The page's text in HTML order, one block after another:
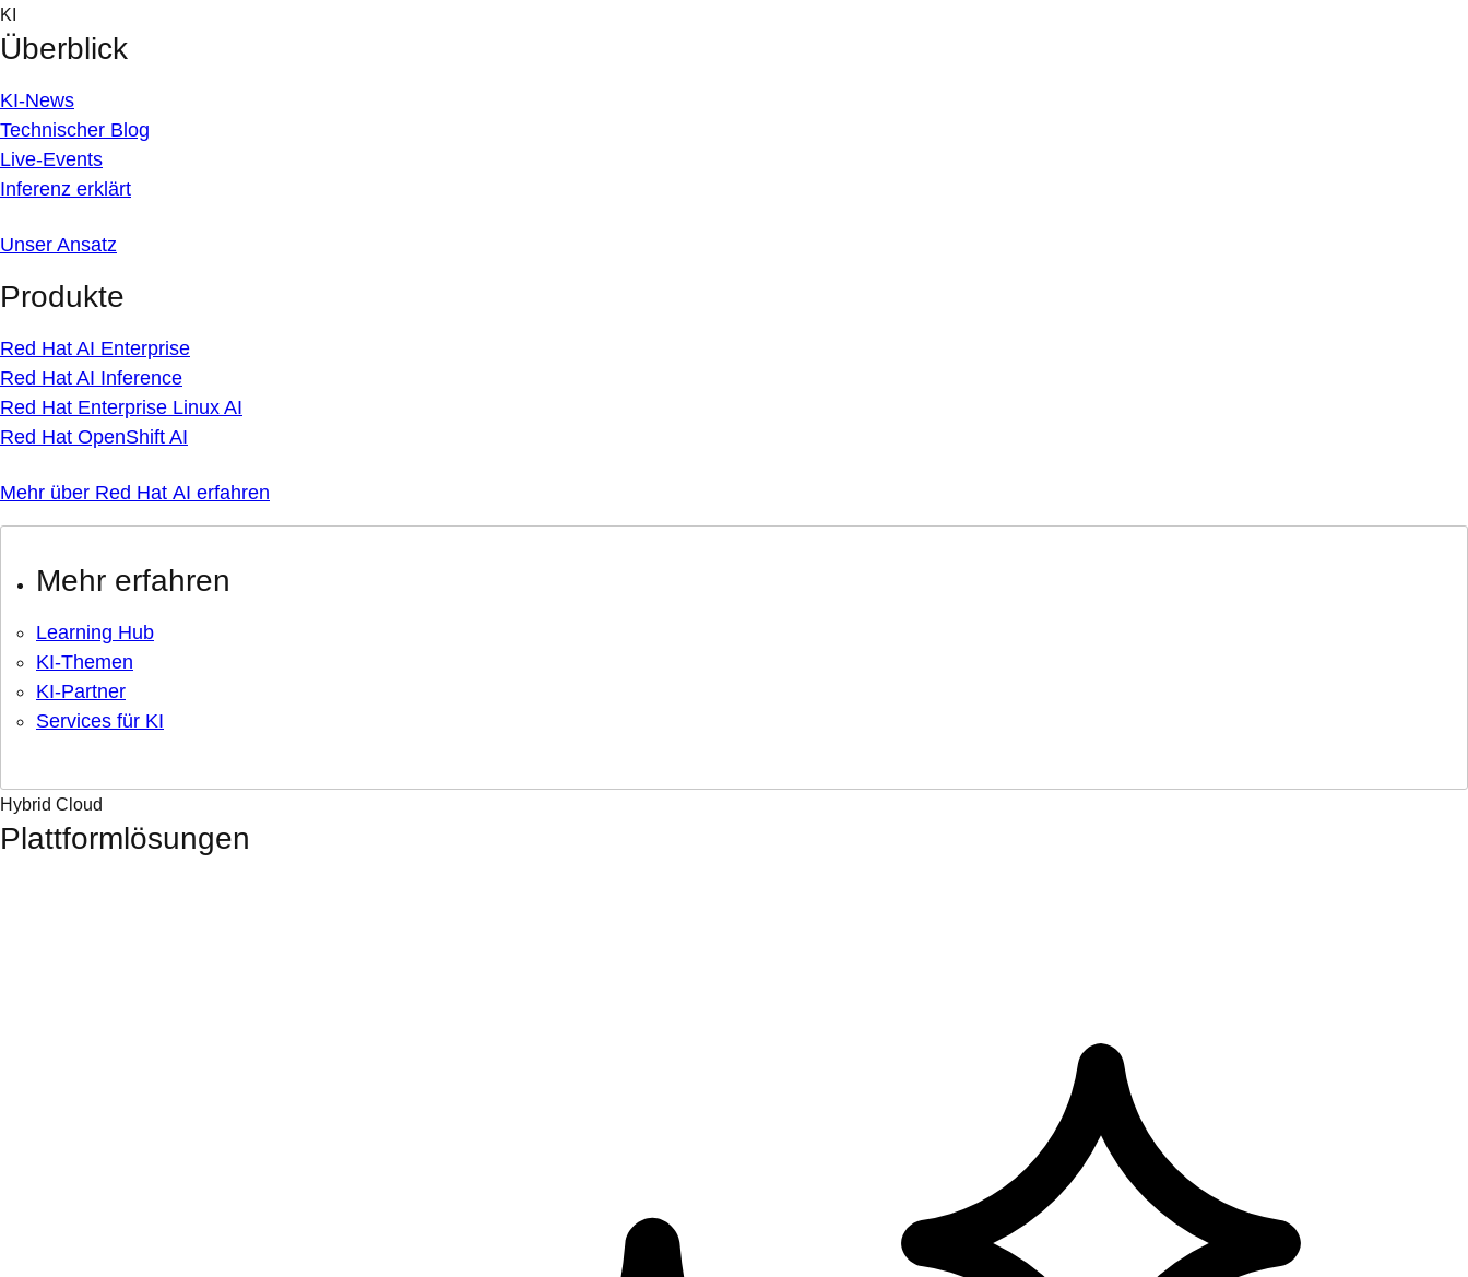
Skip
to
content
KI
Überblick
KI-News
Technischer Blog
Live-Events
Inferenz erklärt
Unser Ansatz
Produkte
Red Hat AI Enterprise
Red Hat AI Inference
Red Hat Enterprise Linux AI
Red Hat OpenShift AI
Mehr über Red Hat AI erfahren
Mehr erfahren
Learning Hub
KI-Themen
KI-Partner
Services für KI
Hybrid Cloud
Plattformlösungen